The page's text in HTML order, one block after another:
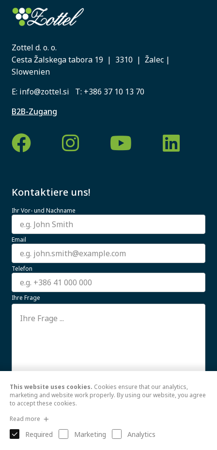
Zottel d. o. o.
Cesta Žalskega tabora 19 | 3310 | Žalec |
Slowenien
E: info@zottel.si T: +386 37 10 13 70
B2B-Zugang
Kontaktiere uns!
Ihr Vor- und Nachname
Email
Telefon
Ihre Frage
Ich stimme der Verwendung meiner hierWeiterlesen
This website uses cookies. Cookies ensure that our analytics,
marketing and website work properly. By using our website, you agree
to accept these cookies.
Read more
Required Marketing Analytics